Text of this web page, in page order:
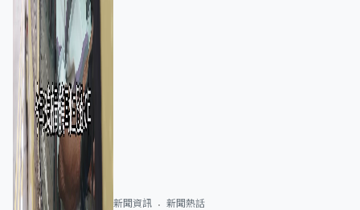
新聞資訊 新聞熱話